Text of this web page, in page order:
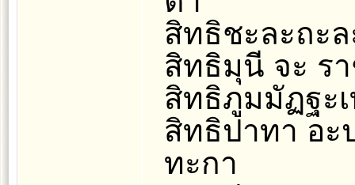
สิทธิชะละถะ
สิทธิมุนี จะ ร
สิทธิภูมมัฏฐะ
สิทธิปาทา อะ
ทะกา